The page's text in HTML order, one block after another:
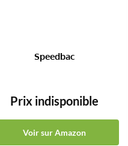
Speedbac
Prix indisponible
Voir sur Amazon